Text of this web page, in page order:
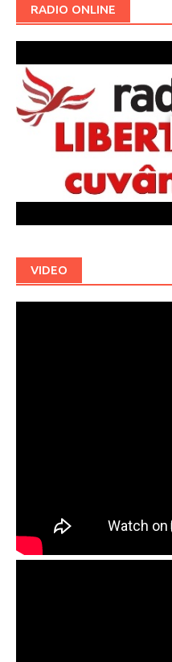
RADIO ONLINE
VIDEO